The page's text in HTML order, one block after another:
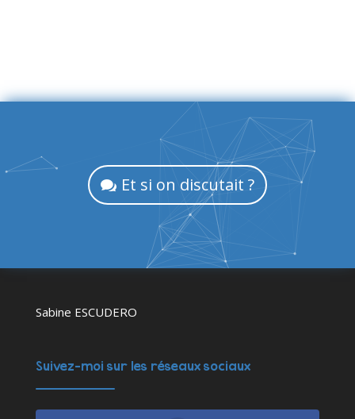
Et si on discutait ?
Sabine ESCUDERO
Suivez-moi sur les réseaux sociaux